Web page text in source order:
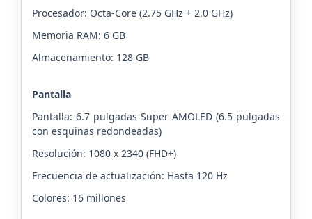
Procesador: Octa-Core (2.75 GHz + 2.0 GHz)
Memoria RAM: 6 GB
Almacenamiento: 128 GB
Pantalla
Pantalla: 6.7 pulgadas Super AMOLED (6.5 pulgadas
con esquinas redondeadas)
Resolución: 1080 x 2340 (FHD+)
Frecuencia de actualización: Hasta 120 Hz
Colores: 16 millones